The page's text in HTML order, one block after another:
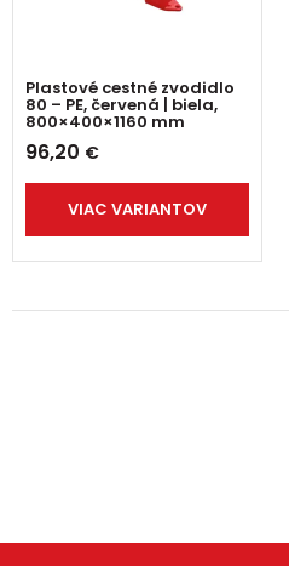
Plastové cestné zvodidlo
80 – PE, červená | biela,
800×400×1160 mm
96,20 €
VIAC VARIANTOV